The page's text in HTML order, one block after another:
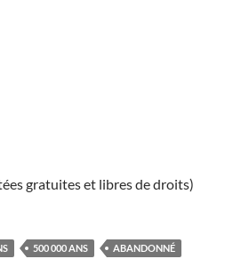
gratuites et libres de droits)
500 000 ANS ABANDONNÉ